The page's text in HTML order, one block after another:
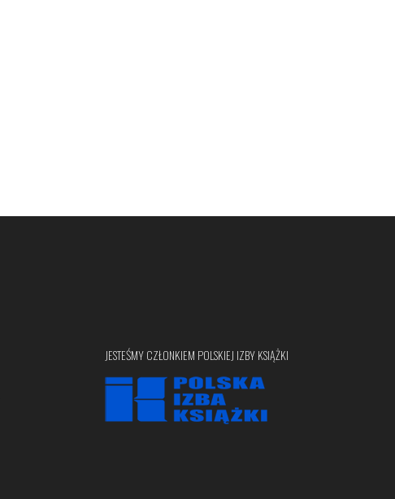
JESTEŚMY CZŁONKIEM POLSKIEJ IZBY KSIĄŻKI